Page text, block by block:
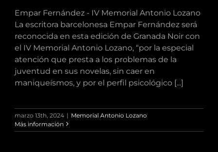
Empar Fernández - IV Memorial Antonio Lozano
La escritora barcelonesa Empar Fernández será
reconocida en esta edición de Granada Noir con
el IV Memorial Antonio Lozano, “por la especial
atención que presta a los problemas de la
juventud en sus novelas, sin caer en
maniqueísmos, y por el perfil psicológico [...]
marzo 13th, 2024 | Memorial Antonio Lozano
Más información